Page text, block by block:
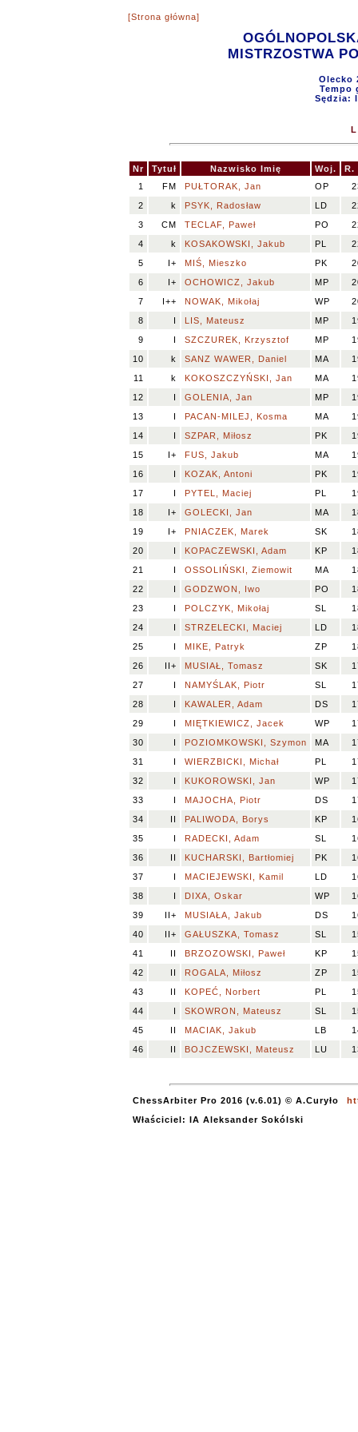
[Strona główna]
MISTRZOSTWA
Olecko
Tempo
Sędzia:
Nr Tytuł Nazwisko Imię Woj.
R.
1
FM PUŁTORAK, Jan OP
2
k PSYK, Radosław LD
3
CM TECLAF, Paweł PO
4
k KOSAKOWSKI, Jakub PL
5
I+ MIŚ, Mieszko PK
6
I+ OCHOWICZ, Jakub MP
7
I++ NOWAK, Mikołaj WP
8
I LIS, Mateusz MP
9
I SZCZUREK, Krzysztof MP
10
k SANZ WAWER, Daniel MA
11
k KOKOSZCZYŃSKI, Jan MA
12
I GOLENIA, Jan MP
13
I PACAN-MILEJ, Kosma MA
14
I SZPAR, Miłosz PK
15
I+ FUS, Jakub MA
16
I KOZAK, Antoni PK
17
I PYTEL, Maciej PL
18
I+ GOLECKI, Jan MA
19
I+ PNIACZEK, Marek SK
20
I KOPACZEWSKI, Adam KP
21
I OSSOLIŃSKI, Ziemowit MA
22
I GODZWON, Iwo PO
23
I POLCZYK, Mikołaj SL
24
I STRZELECKI, Maciej LD
25
I MIKE, Patryk ZP
26
II+ MUSIAŁ, Tomasz SK
27
I NAMYŚLAK, Piotr SL
28
I KAWALER, Adam DS
29
I MIĘTKIEWICZ, Jacek WP
30
I POZIOMKOWSKI, Szymon MA
31
I WIERZBICKI, Michał PL
32
I KUKOROWSKI, Jan WP
33
I MAJOCHA, Piotr DS
34
II PALIWODA, Borys KP
35
I RADECKI, Adam SL
36
II KUCHARSKI, Bartłomiej PK
37
I MACIEJEWSKI, Kamil LD
38
I DIXA, Oskar WP
39
II+ MUSIAŁA, Jakub DS
40
II+ GAŁUSZKA, Tomasz SL
41
II BRZOZOWSKI, Paweł KP
42
II ROGALA, Miłosz ZP
43
II KOPEĆ, Norbert PL
44
I SKOWRON, Mateusz SL
45
II MACIAK, Jakub LB
46
II BOJCZEWSKI, Mateusz LU
ChessArbiter Pro 2016 (v.6.01) © A.Curyło
Właściciel: IA Aleksander Sokólski